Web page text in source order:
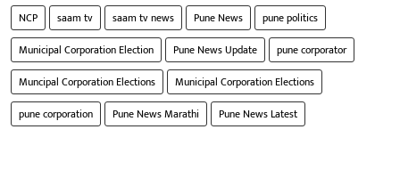
NCP saam tv saam tv news Pune News
pune politics
Municipal Corporation Election
Pune News Update
pune corporator
Muncipal Corporation Elections
Municipal Corporation Elections
pune corporation
Pune News Marathi Pune News Latest